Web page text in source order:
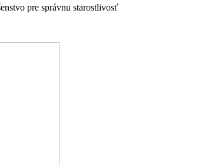
pre správnu starostlivosť